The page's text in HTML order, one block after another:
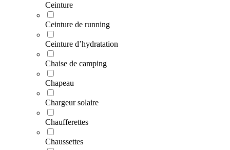
Ceinture
Ceinture de running
Ceinture d’hydratation
Chaise de camping
Chapeau
Chargeur solaire
Chaufferettes
Chaussettes